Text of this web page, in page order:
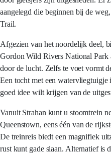
aangelegd die beginnen bij de
Trail.
Afgezien van het noordelijk deel,
Gordon Wild Rivers National
door de lucht. Zelfs te voet vormt
Een tocht met een watervliegtuigje
goed idee wilt krijgen van de
Vanuit Strahan kunt u stoomtrein
Queenstown, eens één van de
De treinreis biedt een magnifiek
rust kunt gade slaan. Alternatief is